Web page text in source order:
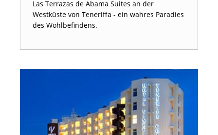
Las Terrazas de Abama Suites an der
Westküste von Teneriffa - ein wahres Paradies
des Wohlbefindens.